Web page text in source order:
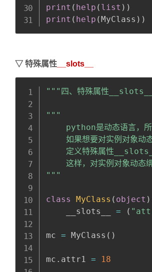
print ( help ( list ) )
print ( help (MyClass ) )
▽特殊属性 __slots__
"""四、特殊属性
"""
python是动态语言，所
如果想要对实例对象动
定义特殊属性
这样，对实例对象动态
"""
class MyClass ( object )
    __slots__
= (
mc = MyClass ( )
mc . attr1 = 18